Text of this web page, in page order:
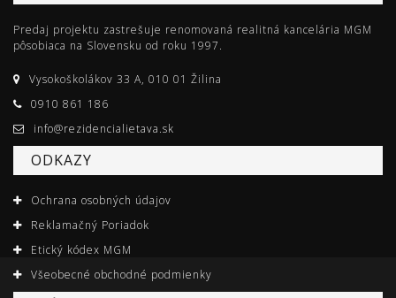
Predaj projektu zastrešuje renomovaná realitná kancelária MGM
pôsobiaca na Slovensku od roku 1997.
Vysokoškolákov 33 A, 010 01 Žilina
0910 861 186
info@rezidencialietava.sk
ODKAZY
Ochrana osobných údajov
Reklamačný Poriadok
Etický kódex MGM
Všeobecné obchodné podmienky